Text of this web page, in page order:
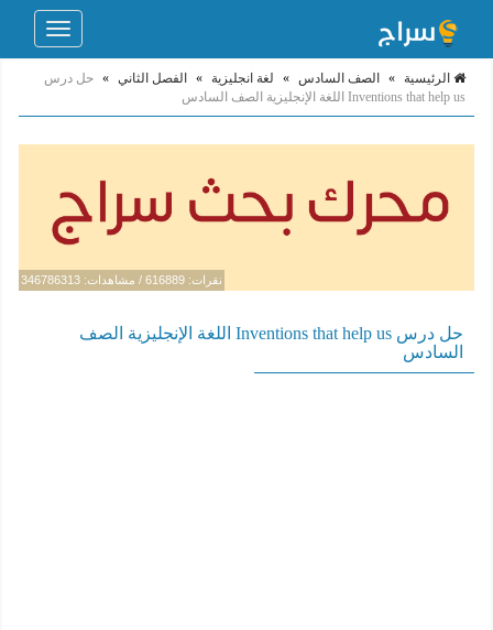
Toggle
الرئيسية » الصف السادس » لغة انجليزية » الفصل الثاني » حل درس
Inventions that help us اللغة الإنجليزية الصف السادس
نقرات: 616889 / مشاهدات: 346786313
حل درس Inventions that help us اللغة الإنجليزية الصف
السادس